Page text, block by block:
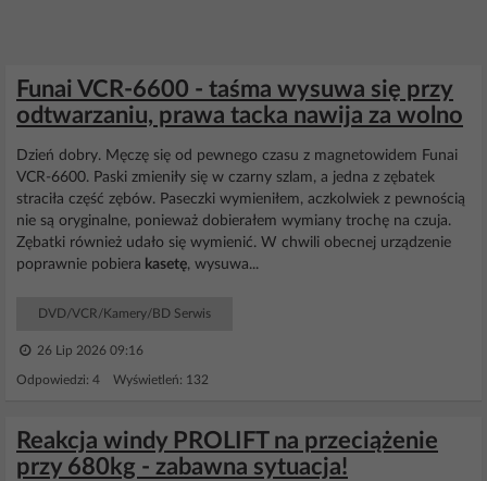
Funai VCR-6600 - taśma wysuwa się przy
odtwarzaniu, prawa tacka nawija za wolno
Dzień dobry. Męczę się od pewnego czasu z magnetowidem Funai
VCR-6600. Paski zmieniły się w czarny szlam, a jedna z zębatek
straciła część zębów. Paseczki wymieniłem, aczkolwiek z pewnością
nie są oryginalne, ponieważ dobierałem wymiany trochę na czuja.
Zębatki również udało się wymienić. W chwili obecnej urządzenie
poprawnie pobiera kasetę, wysuwa...
DVD/VCR/Kamery/BD Serwis
26 Lip 2026 09:16
Odpowiedzi: 4 Wyświetleń: 132
Reakcja windy PROLIFT na przeciążenie
przy 680kg - zabawna sytuacja!